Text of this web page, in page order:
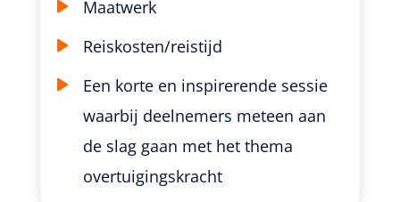
Maatwerk
Reiskosten/reistijd
Een korte en inspirerende sessie
waarbij deelnemers meteen aan
de slag gaan met het thema
overtuigingskracht